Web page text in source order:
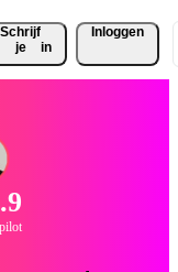
Schrijf
je
in
Inloggen